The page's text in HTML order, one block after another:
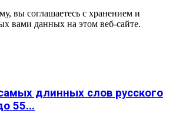
вы соглашаетесь с хранением и
вами данных на этом веб-сайте.
длинных слов русского
55...